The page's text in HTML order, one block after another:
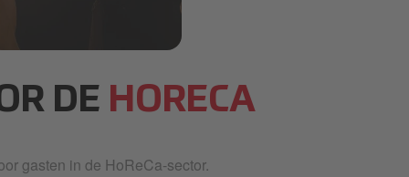
DE HORECA
gasten in de HoReCa-sector.